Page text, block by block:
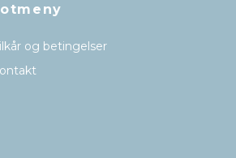
og betingelser